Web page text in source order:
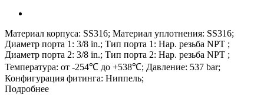
Материал корпуса: SS316; Материал уплотнения: SS316;
Диаметр порта 1: 3/8 in.; Тип порта 1: Нар. резьба NPT ;
Диаметр порта 2: 3/8 in.; Тип порта 2: Нар. резьба NPT ;
Температура: от -254℃ до +538℃; Давление: 537 bar;
Конфигурация фитинга: Ниппель;
Подробнее